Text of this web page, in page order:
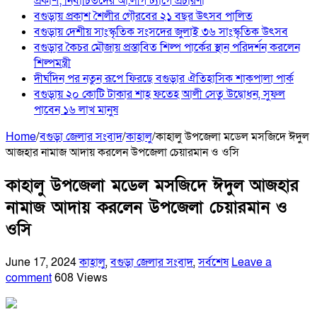
বগুড়ায় প্রকাশ শৈলীর গৌরবের ২১ বছর উৎসব পা‌লিত
বগুড়ায় দেশীয় সাংস্কৃতিক সংসদের জুলাই ৩৬ সাংস্কৃতিক উৎসব
বগুড়ার কৈচর মৌজায় প্রস্তাবিত শিল্প পার্কের স্থান পরিদর্শন করলেন
শিল্পমন্ত্রী
দীর্ঘদিন পর নতুন রূপে ফিরছে বগুড়ার ঐতিহাসিক শাকপালা পার্ক
বগুড়ায় ২০ কোটি টাকার শাহ ফতেহ আলী সেতু উদ্বোধন, সুফল
পাবেন ১৬ লাখ মানুষ
Home/বগুড়া জেলার সংবাদ/কাহালু/কাহালু উপজেলা মডেল মসজিদে ঈদুল
আজহার নামাজ আদায় করলেন উপজেলা চেয়ারমান ও ওসি
কাহালু উপজেলা মডেল মসজিদে ঈদুল আজহার
নামাজ আদায় করলেন উপজেলা চেয়ারমান ও
ওসি
June 17, 2024কাহালু,বগুড়া জেলার সংবাদ,সর্বশেষ Leave a
comment608 Views